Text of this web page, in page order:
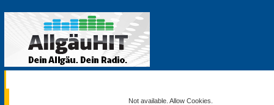
Not available. Allow Cookies.